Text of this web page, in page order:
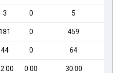
3 0 5
181 0 459
44 0 64
0.00 30.00